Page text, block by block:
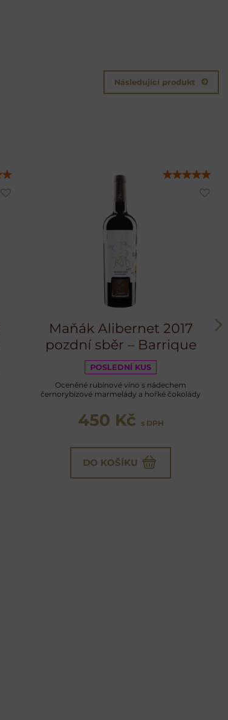
Následující produkt
Maňák Alibernet 2017
pozdní sběr – Barrique
POSLEDNÍ KUS
Oceněné rubínové víno s nádechem
černorybízové marmelády a hořké čokolády
450 Kč s DPH
DO KOŠÍKU